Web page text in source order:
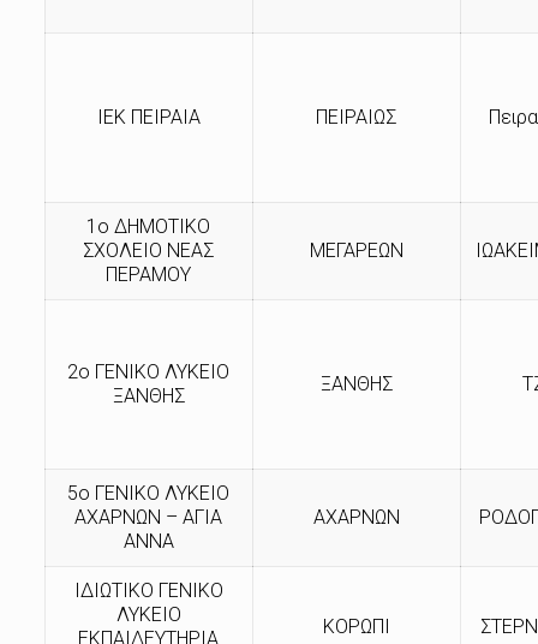
ΙΕΚ ΠΕΙΡΑΙΑ ΠΕΙΡΑΙΩΣ
1ο ΔΗΜΟΤΙΚΟ
ΣΧΟΛΕΙΟ ΝΕΑΣ
ΠΕΡΑΜΟΥ
ΜΕΓΑΡΕΩΝ
2ο ΓΕΝΙΚΟ ΛΥΚΕΙΟ
ΞΑΝΘΗΣ
ΞΑΝΘΗΣ
5ο ΓΕΝΙΚΟ ΛΥΚΕΙΟ
ΑΧΑΡΝΩΝ – ΑΓΙΑ
ΑΝΝΑ
ΑΧΑΡΝΩΝ
ΙΔΙΩΤΙΚΟ ΓΕΝΙΚΟ
ΛΥΚΕΙΟ
ΕΚΠΑΙΔΕΥΤΗΡΙΑ
ΚΟΡΩΠΙ